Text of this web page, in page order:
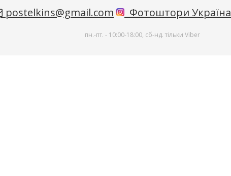
postelkins@gmail.com Фотоштори Україна
пн.-пт. - 10:00-18:00, сб-нд. тільки Viber